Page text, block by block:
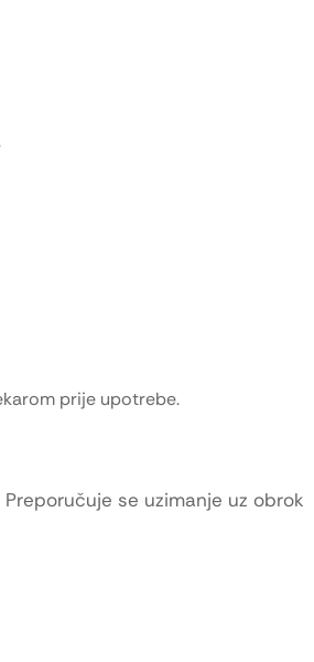
prije upotrebe.
se uzimanje uz obrok